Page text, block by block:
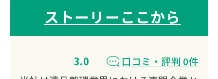
ストーリーここから
3.0
口コミ・評判 0件